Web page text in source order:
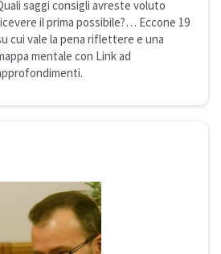
saggi consigli avreste voluto
il prima possibile?… Eccone 19
cui vale la pena riflettere e una
mentale con Link ad